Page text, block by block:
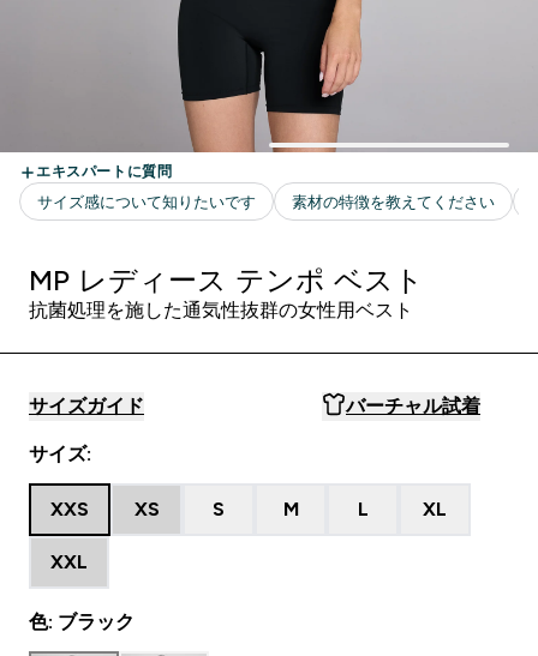
MP レディース テンポ ベスト
抗菌処理を施した通気性抜群の女性用ベスト
サイズガイド バーチャル試着
サイズ:
XXS XS S M L XL
XXL
色: ブラック